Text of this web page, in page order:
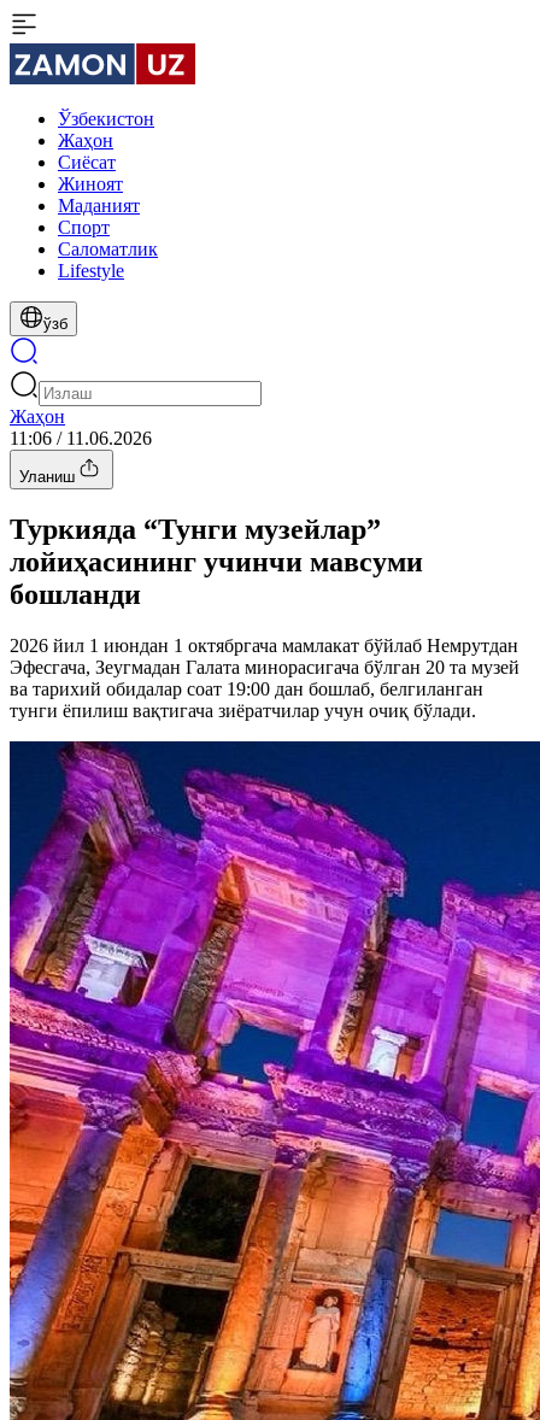
Ўзбекистон
Жаҳон
Сиёсат
Жиноят
Маданият
Спорт
Cаломатлик
Lifestyle
ўзб
Жаҳон
11:06 / 11.06.2026
Уланиш
Туркияда “Тунги музейлар”
лойиҳасининг учинчи мавсуми
бошланди
2026 йил 1 июндан 1 октябргача мамлакат бўйлаб Немрутдан
Эфесгача, Зеугмадан Галата минорасигача бўлган 20 та музей
ва тарихий обидалар соат 19:00 дан бошлаб, белгиланган
тунги ёпилиш вақтигача зиёратчилар учун очиқ бўлади.